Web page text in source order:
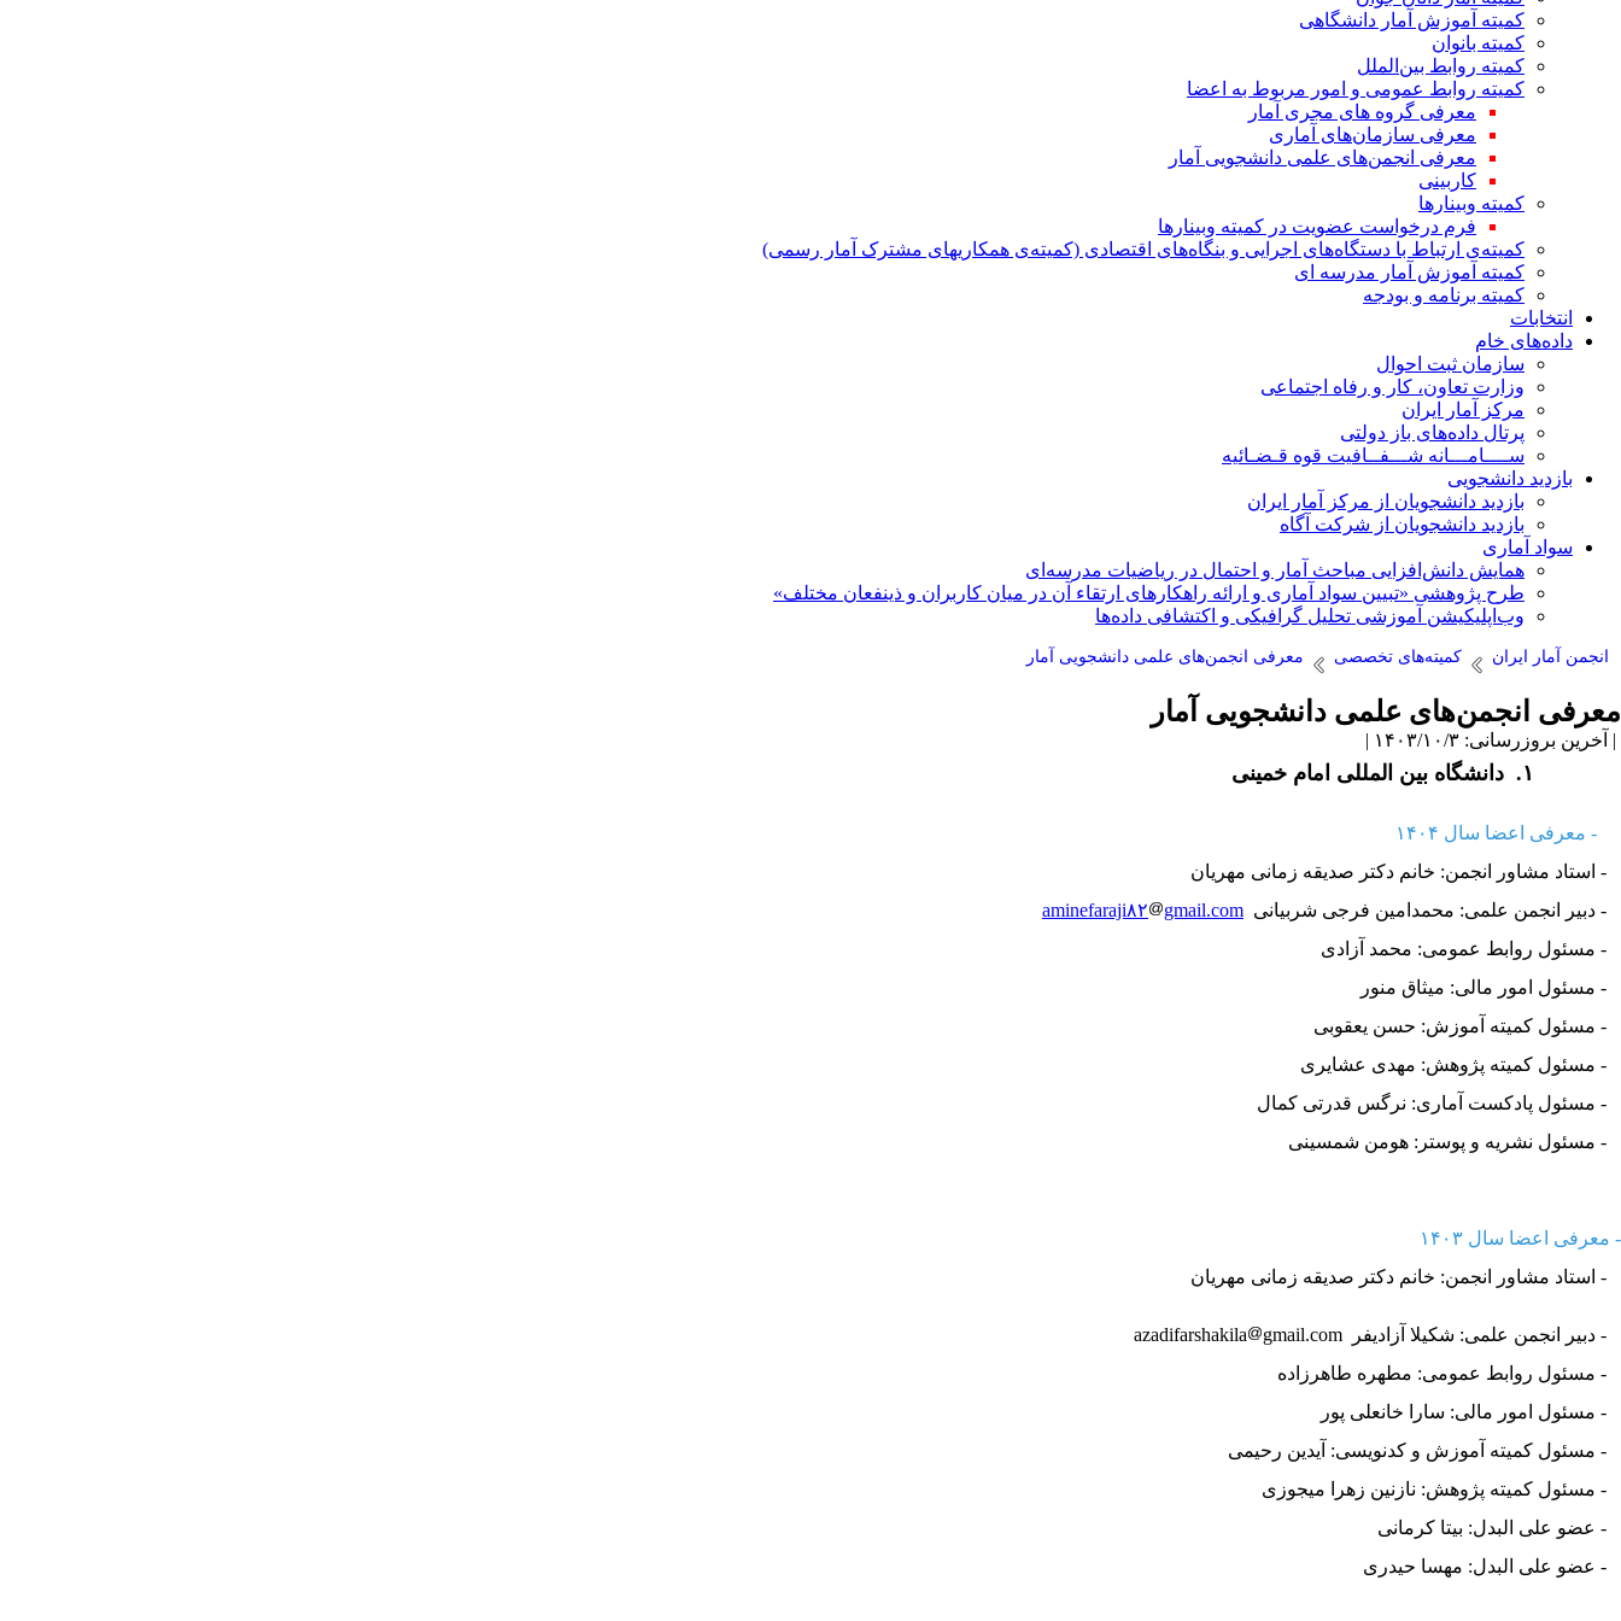
کمیته آموزش آمار دانشگاهی
کمیته بانوان
کمیته روابط بین‌الملل
کمیته روابط عمومی و امور مربوط به اعضا
معرفی گروه های مجری آمار
معرفی سازمان‌های آماری
معرفی انجمن‌های علمی دانشجویی آمار
کاربینی
کمیته وبینارها
فرم درخواست عضویت در کمیته وبینارها
کمیته‌ی ارتباط با دستگاه‌های اجرایی و بنگاه‌های اقتصادی (کمیته‌ی همکاریهای مشترک آمار رسمی)
کمیته آموزش آمار مدرسه ای
کمیته برنامه و بودجه
انتخابات
داده‌های خام
سازمان ثبت احوال
وزارت تعاون، کار و رفاه اجتماعی
مرکز آمار ایران
پرتال داده‌های باز دولتی
ســــامـــانه شـــفــافیت قوه قـضـائیه
بازدید دانشجویی
بازدید دانشجویان از مرکز آمار ایران
بازدید دانشجویان از شرکت آگاه
سواد آماری
همایش دانش‌افزایی مباحث آمار و احتمال در ریاضیات مدرسه‌ای
طرح پژوهشی «تبیین سواد آماری و ارائه راهکارهای ارتقاء آن در میان کاربران و ذینفعان مختلف»
وب‌اپلیکیشن آموزشی تحلیل گرافیکی و اکتشافی داده‌ها
انجمن آمار ایران کمیته‌های تخصصی معرفی انجمن‌های علمی دانشجویی آمار
معرفی انجمن‌های علمی دانشجویی آمار
| آخرین بروزرسانی: ۱۴۰۳/۱۰/۳ |
۱. ​​​​ دانشگاه بین المللی امام خمینی
- معرفی اعضا سال ۱۴۰۴
- استاد مشاور انجمن: خانم دکتر صدیقه زمانی مهریان
- دبیر انجمن علمی: محمدامین فرجی شربیانی
aminefaraji۸۲
gmail.com
- مسئول روابط عمومی: محمد آزادی
- مسئول امور مالی: میثاق منور
- مسئول کمیته آموزش: حسن یعقوبی
- مسئول کمیته پژوهش: مهدی عشایری
- مسئول پادکست آماری: نرگس قدرتی کمال
- مسئول نشریه و پوستر: هومن شمسینی
- معرفی اعضا سال ۱۴۰۳
​​​​ - استاد مشاور انجمن: خانم دکتر صدیقه زمانی مهریان
- دبیر انجمن علمی: شکیلا آزادیفر azadifarshakila gmail.com
- مسئول روابط عمومی: مطهره طاهرزاده
- مسئول امور مالی: سارا خانعلی پور
- مسئول کمیته آموزش و کدنویسی: آیدین رحیمی
- مسئول کمیته پژوهش: نازنین زهرا میجوزی
- عضو علی البدل: بیتا کرمانی
- عضو علی البدل: مهسا حیدری